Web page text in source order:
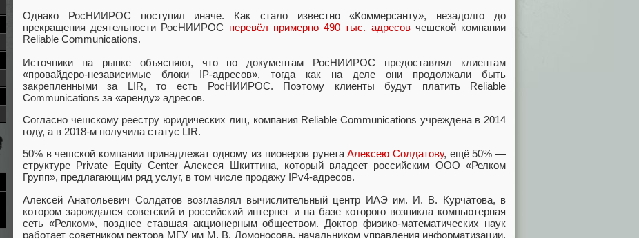
Однако РосНИИРОС поступил иначе. Как стало известно «Коммерсанту», незадолго до
прекращения деятельности РосНИИРОС перевёл примерно 490 тыс. адресовчешской компании
Reliable Communications.
Источники на рынке объясняют, что по документам РосНИИРОС предоставлял клиентам
«провайдеро-независимые блоки IP-адресов», тогда как на деле они продолжали быть
закрепленными за LIR, то есть РосНИИРОС. Поэтому клиенты будут платить Reliable
Communications за «аренду» адресов.
Согласно чешскому реестру юридических лиц, компания Reliable Communications учреждена в 2014
году, а в 2018-м получила статус LIR.
50% в чешской компании принадлежат одному из пионеров рунетаАлексею Солдатову, ещё 50% —
структуре Private Equity Center Алексея Шкиттина, который владеет российским ООО «Релком
Групп», предлагающим ряд услуг, в том числе продажу IPv4-адресов.
Алексей Анатольевич Солдатов возглавлял вычислительный центр ИАЭ им. И. В. Курчатова, в
котором зарождался советский и российский интернет и на базе которого возникла компьютерная
сеть «Релком», позднее ставшая акционерным обществом. Доктор физико-математических наук
работает советником ректора МГУ им М. В. Ломоносова, начальником управления информатизации.